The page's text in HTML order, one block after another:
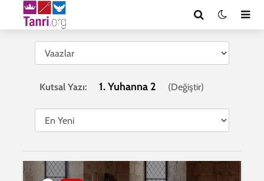
Kutsal Yazı: 1. Yuhanna 2 (Değiştir)